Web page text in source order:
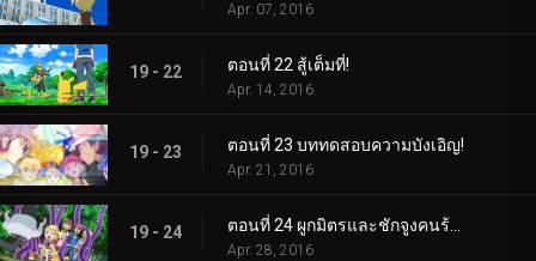
Apr. 07, 2016
19 - 22 ตอนที่ 22 สู้เต็มที่!
Apr. 14, 2016
19 - 23 ตอนที่ 23 บททดสอบความบังเอิญ!
Apr. 21, 2016
19 - 24
Apr. 28, 2016